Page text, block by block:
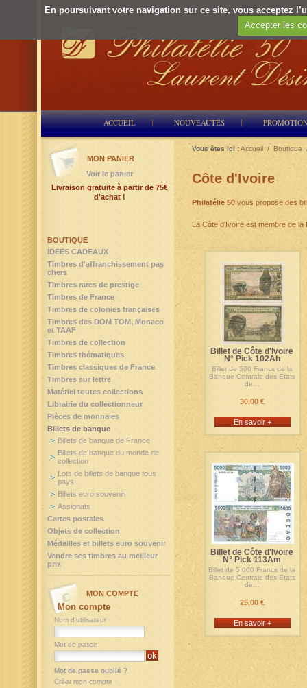
En poursuivant votre navigation sur ce site, vous acceptez
Accepter les
ACCUEIL NOUVEAUTÉS
Vous êtes ici :Accueil / Boutique
Côte d'Ivoire
Philatélie 50 vous propose des
La Côte d'Ivoire est membre de la
Billet de Côte d'Ivoire
N° Pick 102Ah
Billet de 500 Francs de la
Banque Centrale des Etats
de...
30,00 €
En savoir +
Billet de Côte d'Ivoire
N° Pick 113Am
Billet de 5 000 Francs de la
Banque Centrale des Etats
de...
25,00 €
En savoir +
BOUTIQUE
IDEES CADEAUX
Timbres d'affranchissement pas
chers
Timbres rares de prestige
Timbres de France
Timbres de colonies françaises
Timbres des DOM TOM, Monaco
et TAAF
Timbres de collection
Timbres thématiques
Timbres classiques de France
Timbres sur lettre
Matériel toutes collections
Librairie du collectionneur
Pièces de monnaies
Billets de banque
Billets de banque de France
Billets de banque du monde de
collection
Lots de billets de banque tous
pays
Billets euro souvenir
Assignats
Cartes postales
Objets de collection
Médailles et billets euro souvenir
Vendre ses timbres au meilleur
prix
MON PANIER
Voir le panier
Livraison gratuite à partir de 75€
d'achat !
MON COMPTE
Mon compte
Nom d'utilisateur
Mot de passe
Mot de passe oublié ?
Créer mon compte